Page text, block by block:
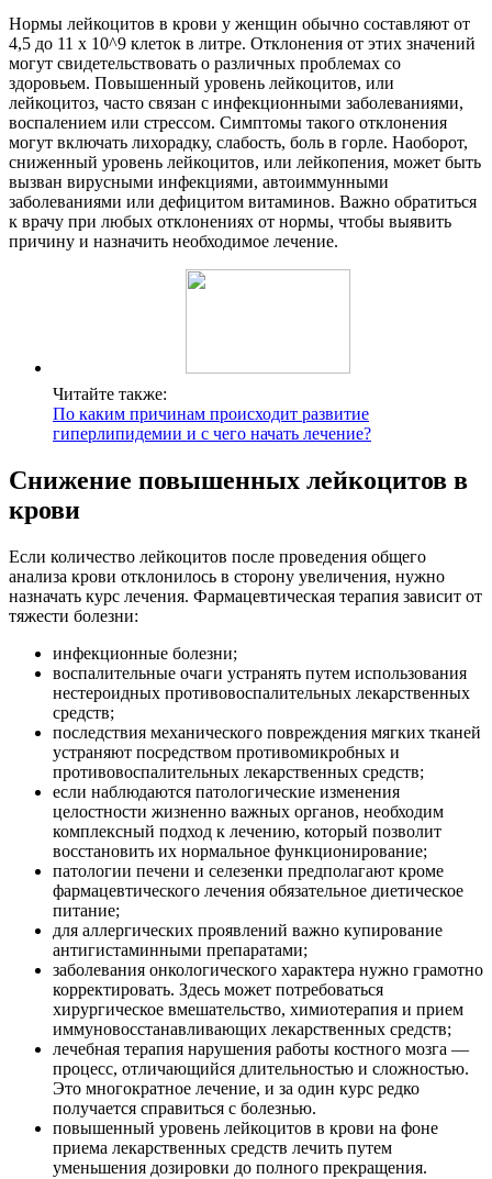
Нормы лейкоцитов в крови у женщин обычно составляют от
4,5 до 11 х 10^9 клеток в литре. Отклонения от этих значений
могут свидетельствовать о различных проблемах со
здоровьем. Повышенный уровень лейкоцитов, или
лейкоцитоз, часто связан с инфекционными заболеваниями,
воспалением или стрессом. Симптомы такого отклонения
могут включать лихорадку, слабость, боль в горле. Наоборот,
сниженный уровень лейкоцитов, или лейкопения, может быть
вызван вирусными инфекциями, автоиммунными
заболеваниями или дефицитом витаминов. Важно обратиться
к врачу при любых отклонениях от нормы, чтобы выявить
причину и назначить необходимое лечение.
Читайте также:
По каким причинам происходит развитие
гиперлипидемии и с чего начать лечение?
Снижение повышенных лейкоцитов в
крови
Если количество лейкоцитов после проведения общего
анализа крови отклонилось в сторону увеличения, нужно
назначать курс лечения. Фармацевтическая терапия зависит от
тяжести болезни:
инфекционные болезни;
воспалительные очаги устранять путем использования
нестероидных противовоспалительных лекарственных
средств;
последствия механического повреждения мягких тканей
устраняют посредством противомикробных и
противовоспалительных лекарственных средств;
если наблюдаются патологические изменения
целостности жизненно важных органов, необходим
комплексный подход к лечению, который позволит
восстановить их нормальное функционирование;
патологии печени и селезенки предполагают кроме
фармацевтического лечения обязательное диетическое
питание;
для аллергических проявлений важно купирование
антигистаминными препаратами;
заболевания онкологического характера нужно грамотно
корректировать. Здесь может потребоваться
хирургическое вмешательство, химиотерапия и прием
иммуновосстанавливающих лекарственных средств;
лечебная терапия нарушения работы костного мозга —
процесс, отличающийся длительностью и сложностью.
Это многократное лечение, и за один курс редко
получается справиться с болезнью.
повышенный уровень лейкоцитов в крови на фоне
приема лекарственных средств лечить путем
уменьшения дозировки до полного прекращения.